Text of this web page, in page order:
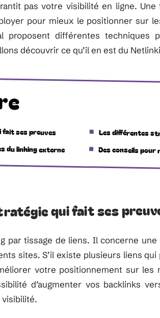
pas votre visibilité en ligne.
pour mieux le positionner sur
proposent différentes techniques
découvrir ce qu’il en est du
ses preuves
du linking externe
Les différentes
Des conseils
qui fait ses
par tissage de liens. Il concerne
sites. S’il existe plusieurs liens
votre positionnement sur les
d’augmenter vos backlinks
visibilité.